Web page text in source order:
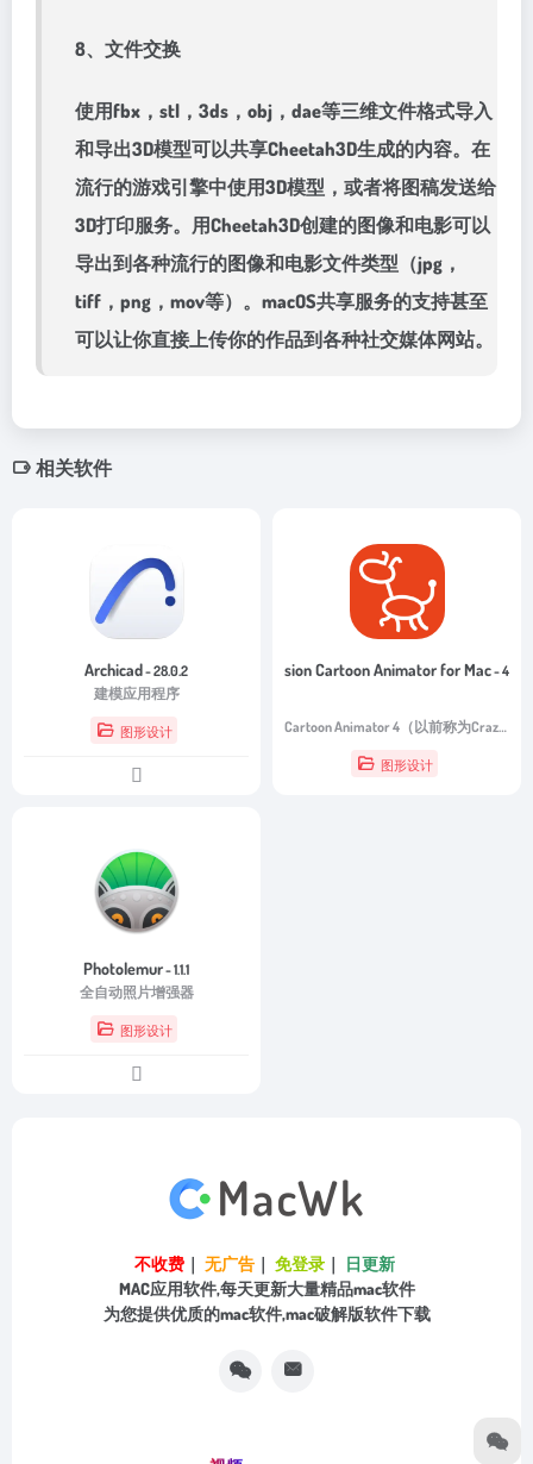
8、文件交换
使用fbx，stl，3ds，obj，dae等三维文件格式导入
和导出3D模型可以共享Cheetah3D生成的内容。在
流行的游戏引擎中使用3D模型，或者将图稿发送给
3D打印服务。用Cheetah3D创建的图像和电影可以
导出到各种流行的图像和电影文件类型（jpg，
tiff，png，mov等）。macOS共享服务的支持甚至
可以让你直接上传你的作品到各种社交媒体网站。
相关软件
Archicad- 28.0.2
建模应用程序
图形设计
Reallusion Cartoon Animator for Mac-
Cartoon Animator 4（以前称为CrazyTalk Animator）是一款2D动画软件，专为入门和生产力而设计。
图形设计
Photolemur- 1.1.1
全自动照片增强器
图形设计
不收费 ｜ 无广告 ｜ 免登录 ｜
日更新
MAC应用软件,每天更新大量精品mac软件
为您提供优质的mac软件,mac破解版软件下载